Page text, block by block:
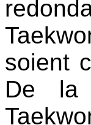
soient
De la